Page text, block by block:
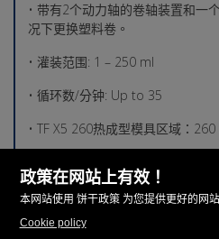
• 带有2个动力轴的卷轴装置和一
况下更换塑料卷。
• 灌装范围: 1 – 250 ml
• 循环数/分钟: Up to 35
• TF X5 260热成型模具区域：
• 外形尺寸: 6650 mm X 3250 mm
• 机器总重量: 3.500,00 kg